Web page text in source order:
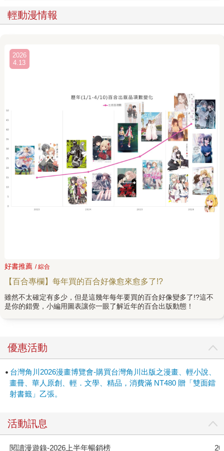
輕動漫情報
2026
4.13
好書推薦 / 綜合
【百合專欄】每年買的百合好像愈來愈多了!?
雖然不太確定有多少，但是這幾年每年要買的百合好像變多了!?這不
是你的錯覺，小編用圖表讓你一眼了解近年的百合出版動態！
優惠活動
台灣角川2026漫畫博覽會-購買台灣角川出版之漫畫、輕小說、
畫冊、華人原創、輕．文學、精品，消費滿 NT480 贈「雙面鐳
射書籤」乙張。
活動訊息
閱讀漫遊錄-2026上半年暢銷榜